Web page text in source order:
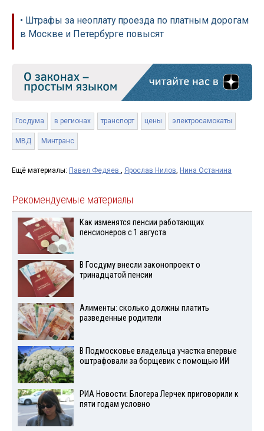
• Штрафы за неоплату проезда по платным дорогам
в Москве и Петербурге повысят
Госдума в регионах транспорт цены электросамокаты
МВД Минтранс
Ещё материалы: Павел Федяев Ярослав Нилов Нина Останина
Рекомендуемые материалы
Как изменятся пенсии работающих
пенсионеров с 1 августа
В Госдуму внесли законопроект о
тринадцатой пенсии
Алименты: сколько должны платить
разведенные родители
В Подмосковье владельца участка впервые
оштрафовали за борщевик с помощью ИИ
РИА Новости: Блогера Лерчек приговорили к
пяти годам условно